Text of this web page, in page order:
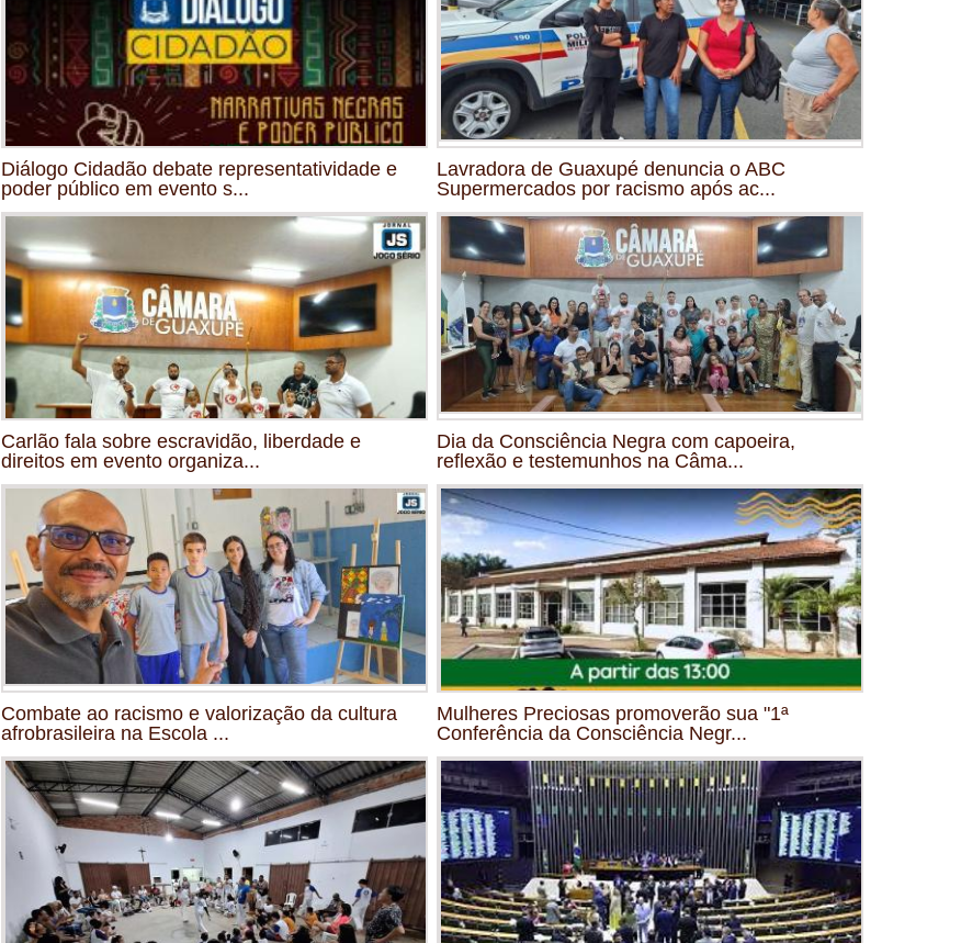
Diálogo Cidadão debate representatividade e
poder público em evento s...
Lavradora de Guaxupé denuncia o ABC
Supermercados por racismo após ac...
Carlão fala sobre escravidão, liberdade e
direitos em evento organiza...
Dia da Consciência Negra com capoeira,
reflexão e testemunhos na Câma...
Combate ao racismo e valorização da cultura
afrobrasileira na Escola ...
Mulheres Preciosas promoverão sua "1ª
Conferência da Consciência Negr...